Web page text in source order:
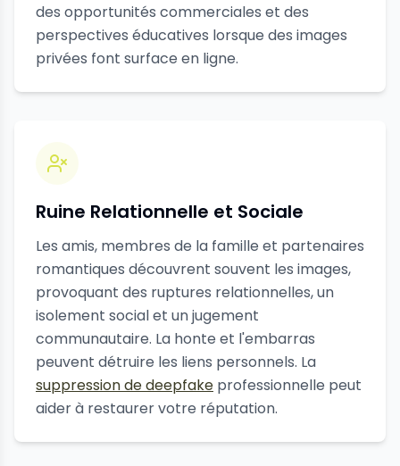
des opportunités commerciales et des
perspectives éducatives lorsque des images
privées font surface en ligne.
Ruine Relationnelle et Sociale
Les amis, membres de la famille et partenaires
romantiques découvrent souvent les images,
provoquant des ruptures relationnelles, un
isolement social et un jugement
communautaire. La honte et l'embarras
peuvent détruire les liens personnels. La
suppression de deepfake professionnelle peut
aider à restaurer votre réputation.